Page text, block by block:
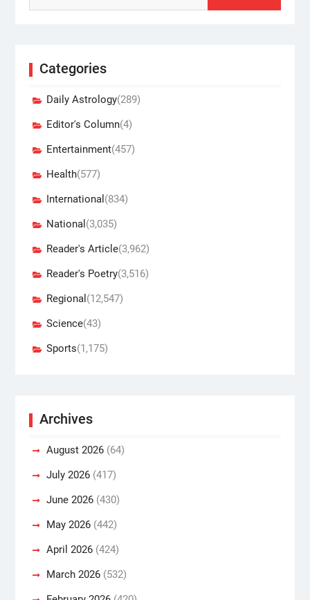
Categories
Daily Astrology(289)
Editor's Column(4)
Entertainment(457)
Health(577)
International (834)
National (3,035)
Reader's Article(3,962)
Reader's Poetry(3,516)
Regional (12,547)
Science(43)
Sports(1,175)
Archives
August 2026(64)
July 2026(417)
June 2026(430)
May 2026(442)
April 2026(424)
March 2026(532)